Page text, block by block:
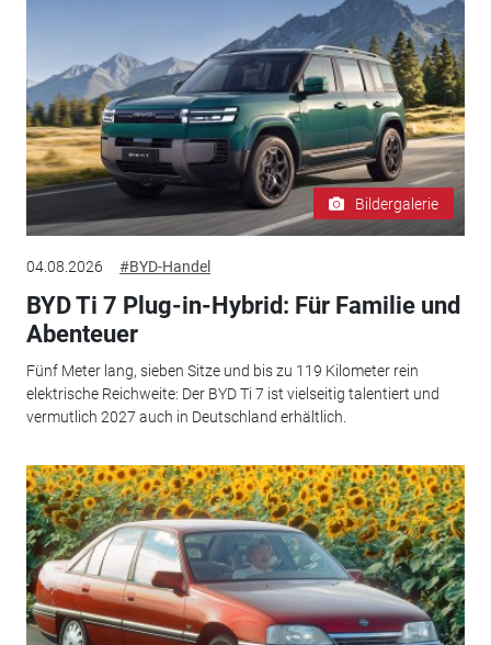
Bildergalerie
04.08.2026 #BYD-Handel
BYD Ti 7 Plug-in-Hybrid: Für Familie und
Abenteuer
Fünf Meter lang, sieben Sitze und bis zu 119 Kilometer rein
elektrische Reichweite: Der BYD Ti 7 ist vielseitig talentiert und
vermutlich 2027 auch in Deutschland erhältlich.